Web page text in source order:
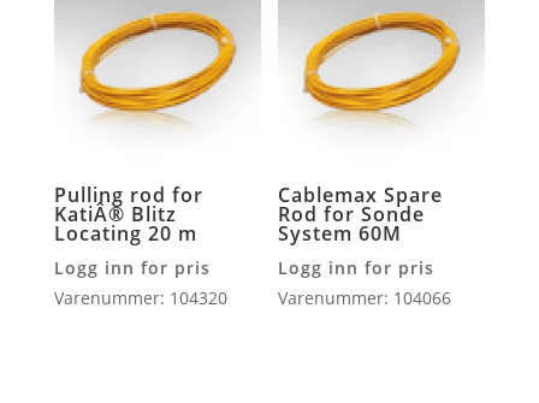
Pulling rod for
KatiÂ® Blitz
Locating 20 m
Logg inn for pris
Varenummer: 104320
Cablemax Spare
Rod for Sonde
System 60M
Logg inn for pris
Varenummer: 104066